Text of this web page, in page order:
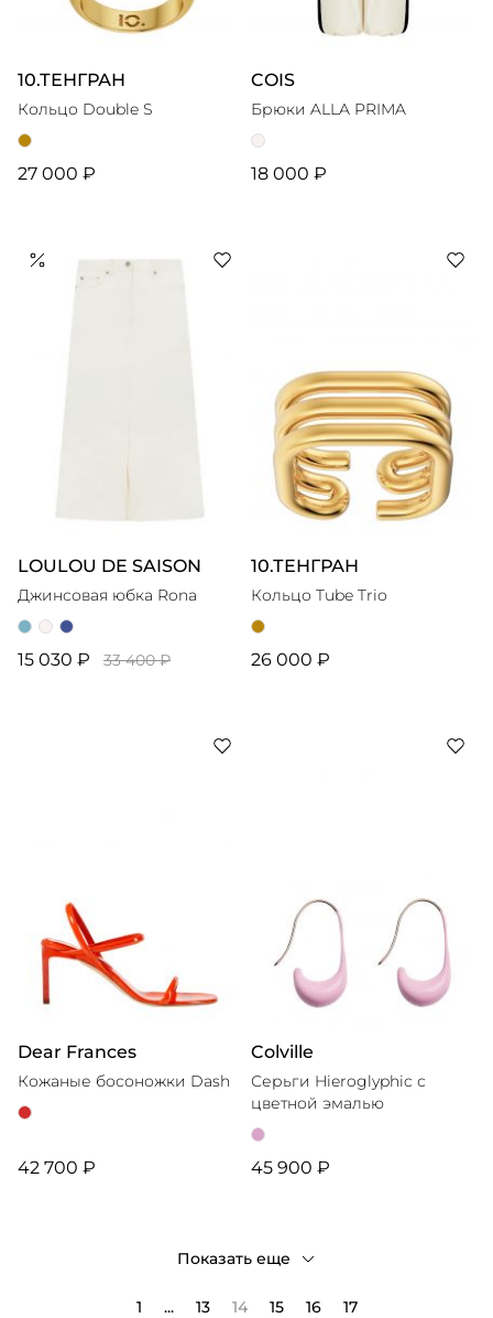
10.ТЕНГРАН
Кольцо Double S
27 000 ₽
COIS
Брюки ALLA PRIMA
18 000 ₽
LOULOU DE SAISON
Джинсовая юбка Rona
15 030 ₽ 33 400 ₽
10.ТЕНГРАН
Кольцо Tube Trio
26 000 ₽
Dear Frances
Кожаные босоножки Dash
42 700 ₽
Colville
Серьги Hieroglyphic с
цветной эмалью
45 900 ₽
Показать еще
1 ... 13 14 15 16 17